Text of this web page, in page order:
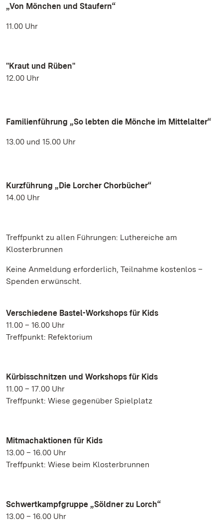
„Von Mönchen und Staufern“
11.00 Uhr
"Kraut und Rüben"
12.00 Uhr
Familienführung „So lebten die Mönche im Mittelalter“
13.00 und 15.00 Uhr
Kurzführung „Die Lorcher Chorbücher“
14.00 Uhr
Treffpunkt zu allen Führungen: Luthereiche am
Klosterbrunnen
Keine Anmeldung erforderlich, Teilnahme kostenlos –
Spenden erwünscht.
Verschiedene Bastel-Workshops für Kids
11.00 – 16.00 Uhr
Treffpunkt: Refektorium
Kürbisschnitzen und Workshops für Kids
11.00 – 17.00 Uhr
Treffpunkt: Wiese gegenüber Spielplatz
Mitmachaktionen für Kids
13.00 – 16.00 Uhr
Treffpunkt: Wiese beim Klosterbrunnen
Schwertkampfgruppe „Söldner zu Lorch“
13.00 – 16.00 Uhr